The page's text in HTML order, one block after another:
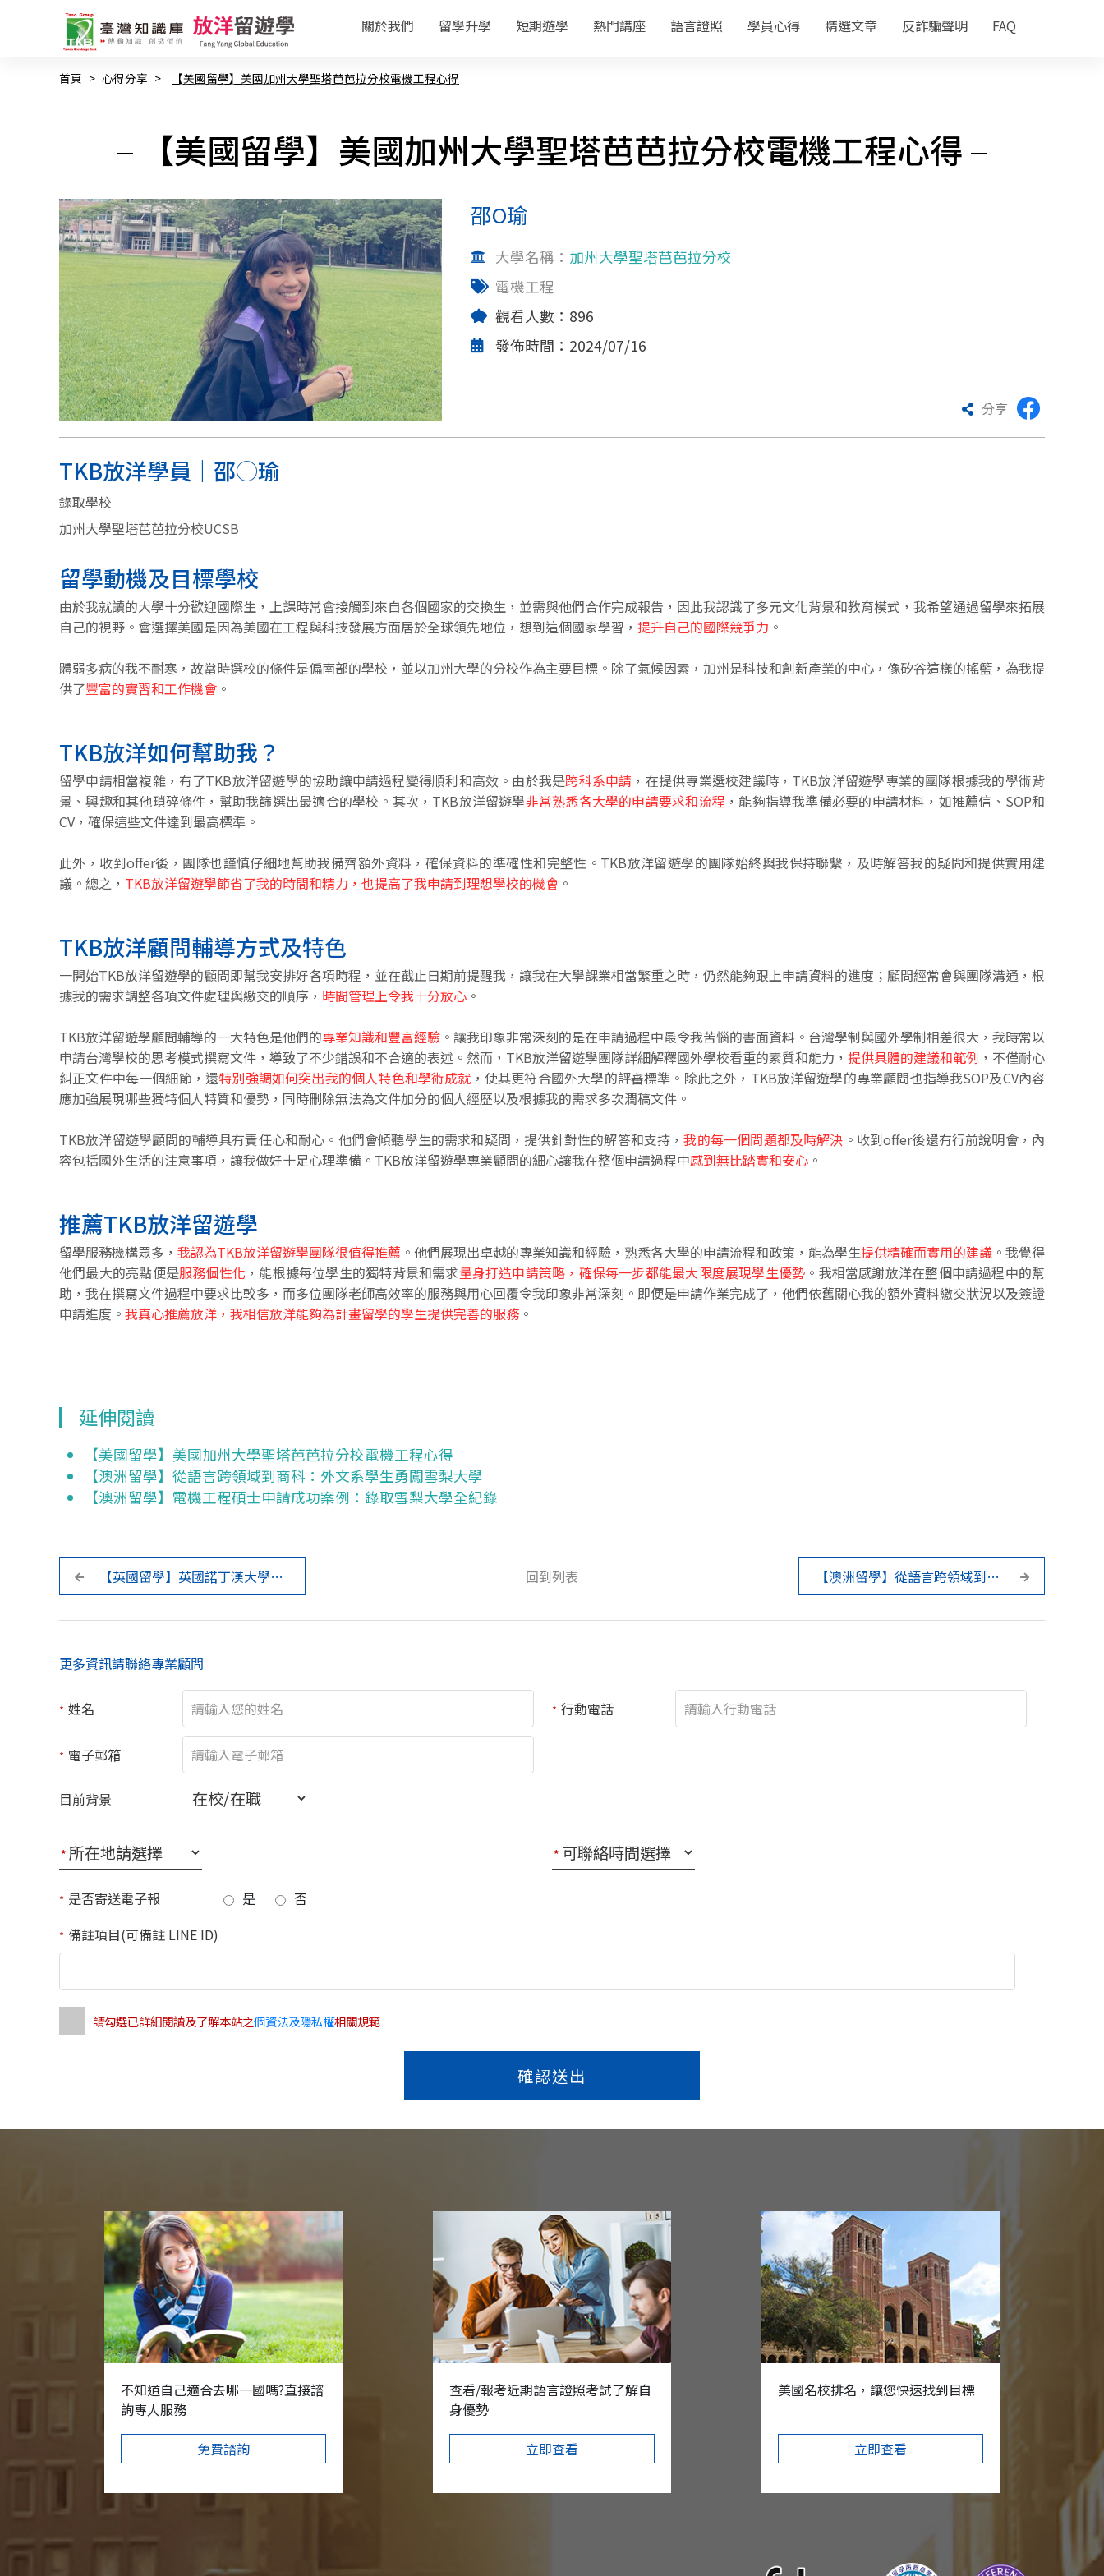
關於我們 留學升學 短期遊學 熱門講座 語言證照 學員心得 精選文章 反詐騙聲明 FAQ
首頁 > 心得分享 > 【美國留學】美國加州大學聖塔芭芭拉分校電機工程心得
【美國留學】美國加州大學聖塔芭芭拉分校電機工程心得
邵O瑜
大學名稱： 加州大學聖塔芭芭拉分校
電機工程
觀看人數：896
發佈時間：2024/07/16
分享
TKB放洋學員｜邵◯瑜
錄取學校
加州大學聖塔芭芭拉分校UCSB
留學動機及目標學校
由於我就讀的大學十分歡迎國際生，上課時常會接觸到來自各個國家的交換生，並需與他們合作完成報告，因此我認識了多元文化背景和教育模式，我希望通過留學來拓展
自己的視野。會選擇美國是因為美國在工程與科技發展方面居於全球領先地位，想到這個國家學習， 提升自己的國際競爭力 。
體弱多病的我不耐寒，故當時選校的條件是偏南部的學校，並以加州大學的分校作為主要目標。除了氣候因素，加州是科技和創新產業的中心，像矽谷這樣的搖籃，為我提
供了豐富的實習和工作機會 。
TKB放洋如何幫助我？
留學申請相當複雜，有了TKB放洋留遊學的協助讓申請過程變得順利和高效。由於我是跨科系申請 ，在提供專業選校建議時，TKB放洋留遊學專業的團隊根據我的學術背
景、興趣和其他瑣碎條件，幫助我篩選出最適合的學校。其次，TKB放洋留遊學非常熟悉各大學的申請要求和流程 ，能夠指導我準備必要的申請材料，如推薦信、SOP和
CV，確保這些文件達到最高標準。
此外，收到offer後，團隊也謹慎仔細地幫助我備齊額外資料，確保資料的準確性和完整性。TKB放洋留遊學的團隊始終與我保持聯繫，及時解答我的疑問和提供實用建
議。總之， TKB放洋留遊學節省了我的時間和精力，也提高了我申請到理想學校的機會 。
TKB放洋顧問輔導方式及特色
一開始TKB放洋留遊學的顧問即幫我安排好各項時程，並在截止日期前提醒我，讓我在大學課業相當繁重之時，仍然能夠跟上申請資料的進度；顧問經常會與團隊溝通，根
據我的需求調整各項文件處理與繳交的順序， 時間管理上令我十分放心 。
TKB放洋留遊學顧問輔導的一大特色是他們的專業知識和豐富經驗 。讓我印象非常深刻的是在申請過程中最令我苦惱的書面資料。台灣學制與國外學制相差很大，我時常以
申請台灣學校的思考模式撰寫文件，導致了不少錯誤和不合適的表述。然而，TKB放洋留遊學團隊詳細解釋國外學校看重的素質和能力， 提供具體的建議和範例 ，不僅耐心
糾正文件中每一個細節，還特別強調如何突出我的個人特色和學術成就 ，使其更符合國外大學的評審標準。除此之外，TKB放洋留遊學的專業顧問也指導我SOP及CV內容
應加強展現哪些獨特個人特質和優勢，同時刪除無法為文件加分的個人經歷以及根據我的需求多次潤稿文件。
TKB放洋留遊學顧問的輔導具有責任心和耐心。他們會傾聽學生的需求和疑問，提供針對性的解答和支持，我的每一個問題都及時解決 。收到offer後還有行前說明會，內
容包括國外生活的注意事項，讓我做好十足心理準備。TKB放洋留遊學專業顧問的細心讓我在整個申請過程中感到無比踏實和安心 。
推薦TKB放洋留遊學
留學服務機構眾多， 我認為TKB放洋留遊學團隊很值得推薦 。他們展現出卓越的專業知識和經驗，熟悉各大學的申請流程和政策，能為學生提供精確而實用的建議 。我覺得
他們最大的亮點便是服務個性化 ，能根據每位學生的獨特背景和需求量身打造申請策略，確保每一步都能最大限度展現學生優勢 。我相當感謝放洋在整個申請過程中的幫
助，我在撰寫文件過程中要求比較多，而多位團隊老師高效率的服務與用心回覆令我印象非常深刻。即便是申請作業完成了，他們依舊關心我的額外資料繳交狀況以及簽證
申請進度。 我真心推薦放洋，我相信放洋能夠為計畫留學的學生提供完善的服務 。
延伸閱讀
【美國留學】美國加州大學聖塔芭芭拉分校電機工程心得
【澳洲留學】從語言跨領域到商科：外文系學生勇闖雪梨大學
【澳洲留學】電機工程碩士申請成功案例：錄取雪梨大學全紀錄
【英國留學】英國諾丁漢大學醫
學教育碩士申請分享
回到列表
【澳洲留學】從語言跨領域到商
科：外文系學生勇闖雪梨大學
更多資訊請聯絡專業顧問
* 姓名 * 行動電話
* 電子郵箱
目前背景
* *
* 是否寄送電子報 是 否
* 備註項目(可備註 LINE ID)
請勾選已詳細閱讀及了解本站之個資法及隱私權相關規範
確認送出
不知道自己適合去哪一國嗎?直接諮
詢專人服務
免費諮詢
查看/報考近期語言證照考試了解自
身優勢
立即查看
美國名校排名，讓您快速找到目標
立即查看